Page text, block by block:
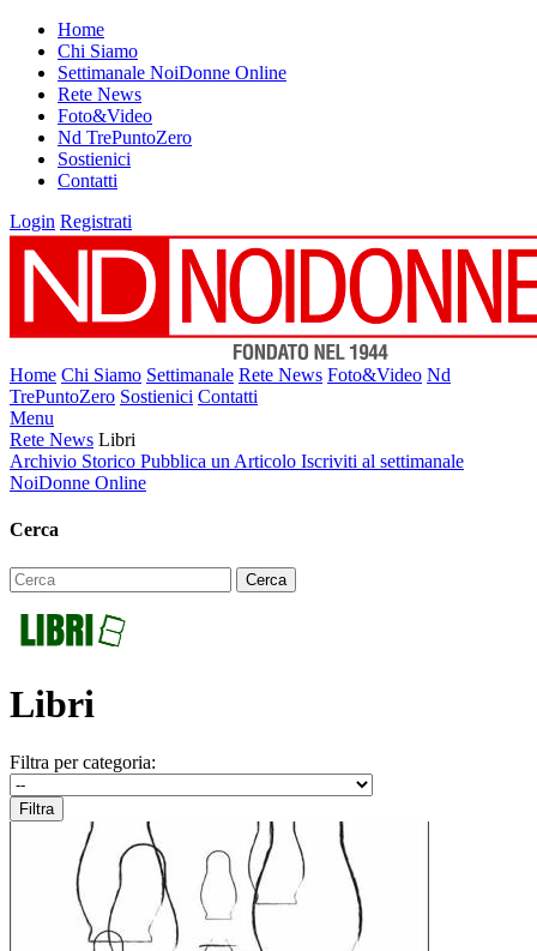
Home
Chi Siamo
Settimanale NoiDonne Online
Rete News
Foto&Video
Nd TrePuntoZero
Sostienici
Contatti
Login Registrati
Home Chi Siamo Settimanale Rete News Foto&Video Nd
TrePuntoZero Sostienici Contatti
Menu
Rete News Libri
Archivio Storico Pubblica un Articolo Iscriviti al settimanale
NoiDonne Online
Cerca
Libri
Filtra per categoria: